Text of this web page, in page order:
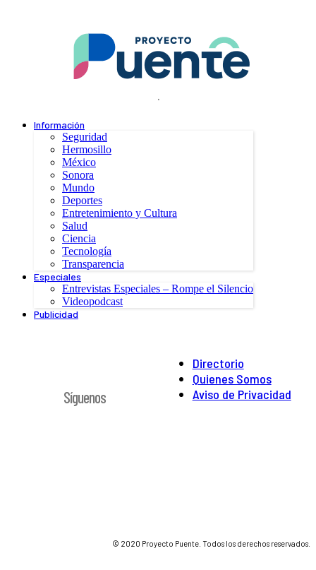
.
Información
Seguridad
Hermosillo
México
Sonora
Mundo
Deportes
Entretenimiento y Cultura
Salud
Ciencia
Tecnología
Transparencia
Especiales
Entrevistas Especiales – Rompe el Silencio
Videopodcast
Publicidad
Directorio
Quienes Somos
Aviso de Privacidad
Síguenos
© 2020 Proyecto Puente. Todos los derechos reservados.